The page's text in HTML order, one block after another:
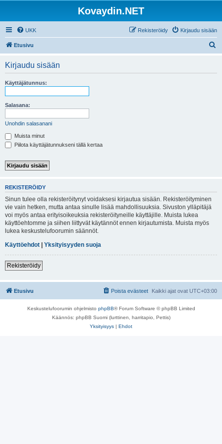
Kovaydin.NET
UKK Kirjaudu sisään
Rekisteröidy
Etusivu
Kirjaudu sisään
Käyttäjätunnus:
Salasana:
Unohdin salasanani
Muista minut
Piilota käyttäjätunnukseni tällä kertaa
REKISTERÖIDY
Sinun tulee olla rekisteröitynyt voidaksesi kirjautua sisään. Rekisteröityminen
vie vain hetken, mutta antaa sinulle lisää mahdollisuuksia. Sivuston ylläpitäjä
voi myös antaa erityisoikeuksia rekisteröityneille käyttäjille. Muista lukea
käyttöehtomme ja siihen liittyvät käytännöt ennen kirjautumista. Muista myös
lukea keskustelufoorumin säännöt.
Käyttöehdot | Yksityisyyden suoja
Rekisteröidy
Etusivu Kaikki ajat ovat UTC+03:00
Poista evästeet
Keskustelufoorumin ohjelmisto phpBB® Forum Software © phpBB Limited
Käännös: phpBB Suomi (lurttinen, harritapio, Pettis)
Yksityisyys | Ehdot